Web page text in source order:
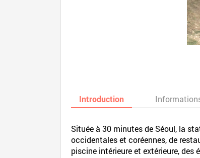
Introduction
Située à 30 minutes de Séoul, la
occidentales et coréennes, de
piscine intérieure et extérieure,